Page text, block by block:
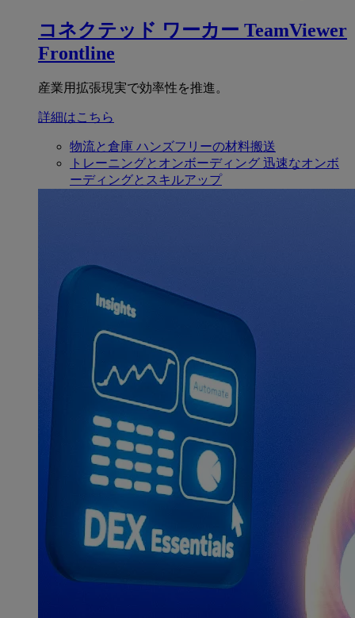
コネクテッド ワーカー TeamViewer
Frontline
産業用拡張現実で効率性を推進。
詳細はこちら
物流と倉庫 ハンズフリーの材料搬送
トレーニングとオンボーディング 迅速なオンボ
ーディングとスキルアップ